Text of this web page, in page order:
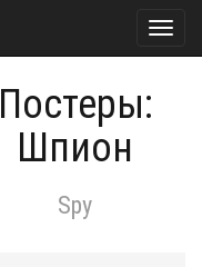
Постеры:
Шпион
Spy